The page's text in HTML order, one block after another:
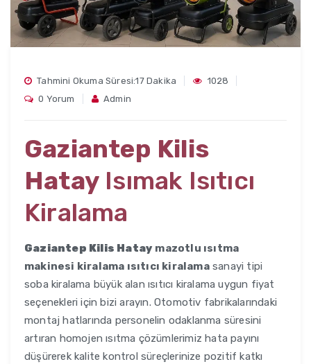
Tahmini Okuma Süresi:17 Dakika
1028
0 Yorum
Admin
Gaziantep Kilis
Hatay Isımak Isıtıcı
Kiralama
Gaziantep Kilis Hatay mazotlu ısıtma
makinesi kiralama ısıtıcı kiralamasanayi tipi
soba kiralama büyük alan ısıtıcı kiralama uygun fiyat
seçenekleri için bizi arayın. Otomotiv fabrikalarındaki
montaj hatlarında personelin odaklanma süresini
artıran homojen ısıtma çözümlerimiz hata payını
düşürerek kalite kontrol süreçlerinize pozitif katkı